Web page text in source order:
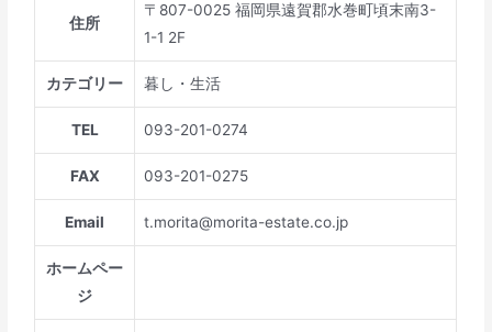
住所
〒807-0025 福岡県遠賀郡水巻町頃末南3-
1-1 2F
カテゴリー 暮し・生活
TEL 093-201-0274
FAX 093-201-0275
Email t.morita@morita-estate.co.jp
ホームペー
ジ